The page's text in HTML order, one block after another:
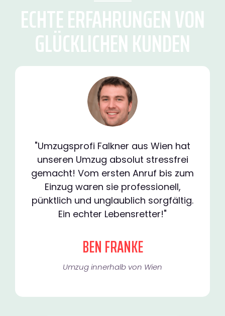
ECHTE ERFAHRUNGEN VON
GLÜCKLICHEN KUNDEN
"Umzugsprofi Falkner aus Wien hat
unseren Umzug absolut stressfrei
gemacht! Vom ersten Anruf bis zum
Einzug waren sie professionell,
pünktlich und unglaublich sorgfältig.
Ein echter Lebensretter!"
BEN FRANKE
Umzug innerhalb von Wien​